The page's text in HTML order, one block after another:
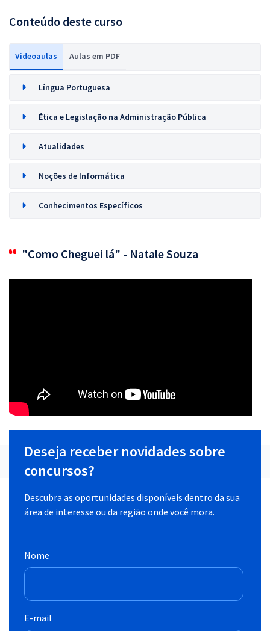
Conteúdo deste curso
Videoaulas Aulas em PDF
Língua Portuguesa
Ética e Legislação na Administração Pública
Atualidades
Noções de Informática
Conhecimentos Específicos
"Como Cheguei lá" - Natale Souza
Deseja receber novidades sobre
concursos?
Descubra as oportunidades disponíveis dentro da sua
área de interesse ou da região onde você mora.
Nome
E-mail